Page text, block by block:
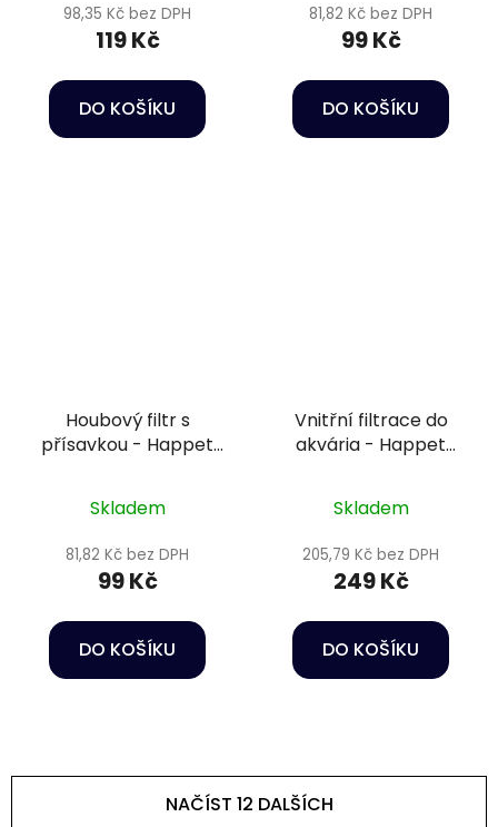
98,35 Kč bez DPH
119 Kč
DO KOŠÍKU
81,82 Kč bez DPH
99 Kč
DO KOŠÍKU
Houbový filtr s
přísavkou - Happet
Skladem
81,82 Kč bez DPH
99 Kč
DO KOŠÍKU
Vnitřní filtrace do
akvária - Happet
Skladem
205,79 Kč bez DPH
249 Kč
DO KOŠÍKU
NAČÍST 12 DALŠÍCH